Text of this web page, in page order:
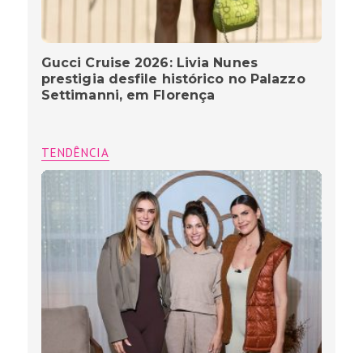
Gucci Cruise 2026: Livia Nunes
prestigia desfile histórico no Palazzo
Settimanni, em Florença
TENDÊNCIA